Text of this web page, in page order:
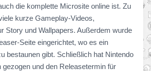
die komplette Microsite online ist. Zu
kurze Gameplay-Videos,
Story und Wallpapers. Außerdem wurde
Seite eingerichtet, wo es ein
bestaunen gibt. Schließlich hat Nintendo
gezogen und den Releasetermin für